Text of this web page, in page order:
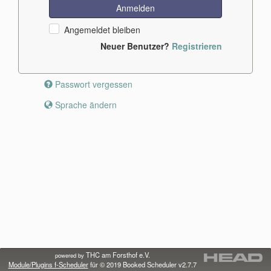
Anmelden
Angemeldet bleiben
Neuer Benutzer? Registrieren
Passwort vergessen
Sprache ändern
powered byTHC am Forsthof e.V.
Module/Plugins f-Schedulerfür © 2019 Booked Scheduler v2.7.7